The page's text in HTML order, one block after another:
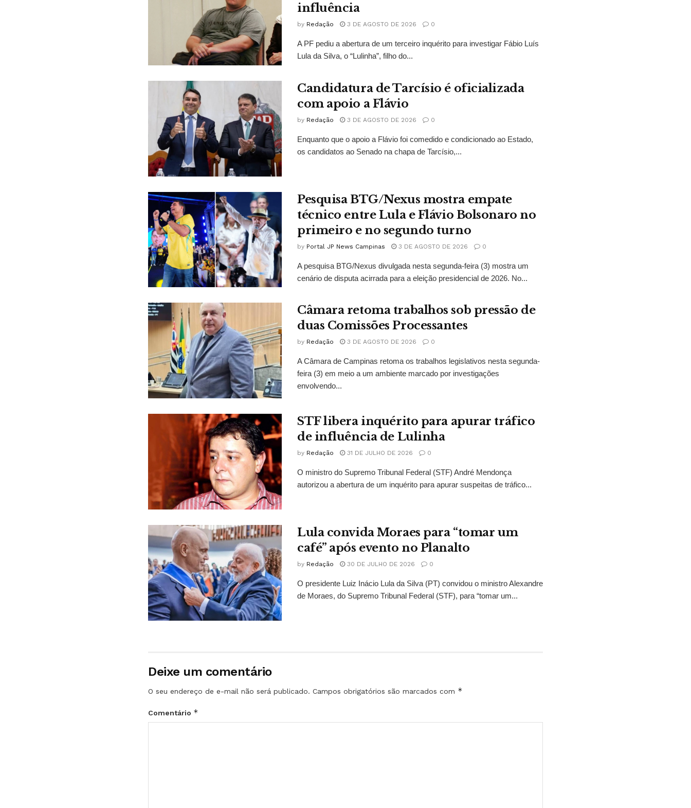
influência
by Redação 3 DE AGOSTO DE 2026 0
A PF pediu a abertura de um terceiro inquérito para investigar Fábio Luís
Lula da Silva, o “Lulinha”, filho do...
Candidatura de Tarcísio é oficializada
com apoio a Flávio
by Redação 3 DE AGOSTO DE 2026 0
Enquanto que o apoio a Flávio foi comedido e condicionado ao Estado,
os candidatos ao Senado na chapa de Tarcísio,...
Pesquisa BTG/Nexus mostra empate
técnico entre Lula e Flávio Bolsonaro no
primeiro e no segundo turno
by Portal JP News Campinas 3 DE AGOSTO DE 2026 0
A pesquisa BTG/Nexus divulgada nesta segunda-feira (3) mostra um
cenário de disputa acirrada para a eleição presidencial de 2026. No...
Câmara retoma trabalhos sob pressão de
duas Comissões Processantes
by Redação 3 DE AGOSTO DE 2026 0
A Câmara de Campinas retoma os trabalhos legislativos nesta segunda-
feira (3) em meio a um ambiente marcado por investigações
envolvendo...
STF libera inquérito para apurar tráfico
de influência de Lulinha
by Redação 31 DE JULHO DE 2026 0
O ministro do Supremo Tribunal Federal (STF) André Mendonça
autorizou a abertura de um inquérito para apurar suspeitas de tráfico...
Lula convida Moraes para “tomar um
café” após evento no Planalto
by Redação 30 DE JULHO DE 2026 0
O presidente Luiz Inácio Lula da Silva (PT) convidou o ministro Alexandre
de Moraes, do Supremo Tribunal Federal (STF), para “tomar um...
Deixe um comentário
O seu endereço de e-mail não será publicado. Campos obrigatórios são marcados com *
Comentário *